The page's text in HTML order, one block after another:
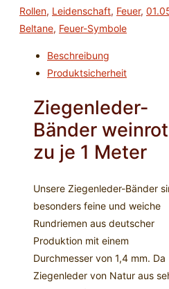
Rollen, Leidenschaft, Feuer,
Beltane, Feuer-Symbole
Beschreibung
Produktsicherheit
Ziegenleder-
Bänder weinrot
zu je 1 Meter
Unsere Ziegenleder-Bänder
besonders feine und weiche
Rundriemen aus deutscher
Produktion mit einem
Durchmesser von 1,4 mm. Da
Ziegenleder von Natur aus